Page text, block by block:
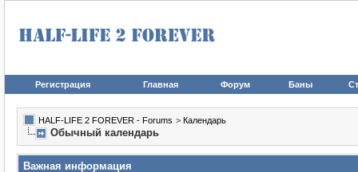
Регистрация Главная Форум Баны
HALF-LIFE 2 FOREVER - Forums > Календарь
Обычный календарь
Важная информация